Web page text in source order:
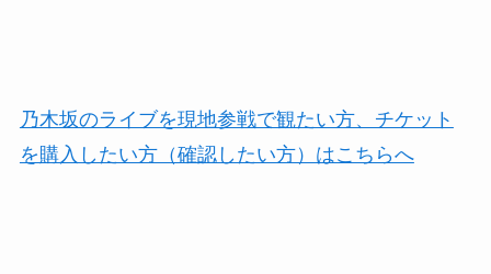
乃木坂のライブを現地参戦で観たい方、チケット
を購入したい方（確認したい方）はこちらへ